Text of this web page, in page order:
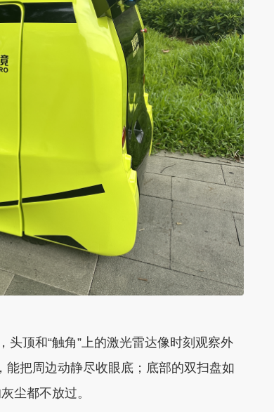
头顶和“触角”上的激光雷达像时刻观察外
把周边动静尽收眼底；底部的双扫盘如
尘都不放过。